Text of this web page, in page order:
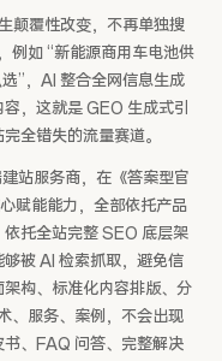
颠覆性改变，不再单独搜
例如 “新能源商用车电池供
”，AI 整合全网信息生成
，这就是 GEO 生成式引
全错失的流量赛道。
站服务商，在《答案型官
赋能能力，全部依托产品
托全站完整 SEO 底层架
被 AI 检索抓取，避免信
构、标准化内容排版、分
、服务、案例，不会出现
、FAQ 问答、完整解决